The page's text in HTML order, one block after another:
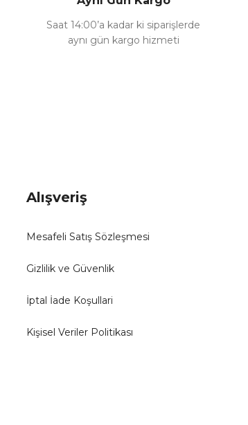
Saat 14:00’a kadar ki siparişlerde
aynı gün kargo hizmeti
Alışveriş
Mesafeli Satış Sözleşmesi
Gizlilik ve Güvenlik
İptal İade Koşullari
Kişisel Veriler Politikası